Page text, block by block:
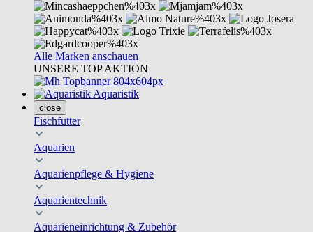
Alle Marken anschauen
UNSERE TOP AKTION
Aquaristik
close
Fischfutter
Aquarien
Aquarienpflege & Hygiene
Aquarientechnik
Aquarieneinrichtung & Zubehör